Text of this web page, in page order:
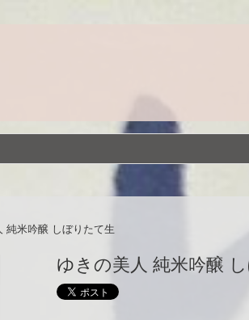
純米吟醸 しぼりたて生
ゆきの美人 純米吟醸